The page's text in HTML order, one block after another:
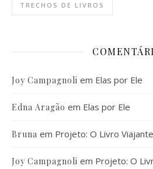
TRECHOS DE LIVROS
Joy Campagnoli em Elas por Ele
Edna Aragão em Elas por Ele
Bruna em Projeto: O Livro Viajante
Joy Campagnoli em Projeto: O